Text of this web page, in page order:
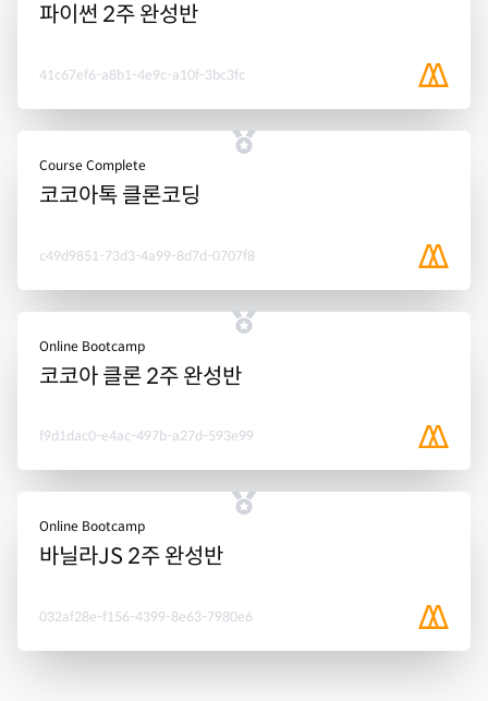
파이썬 2주 완성반
41c67ef6-a8b1-4e9c-a10f-3bc3fc
Course Complete
코코아톡 클론코딩
c49d9851-73d3-4a99-8d7d-0707f8
Online Bootcamp
코코아 클론 2주 완성반
f9d1dac0-e4ac-497b-a27d-593e99
Online Bootcamp
바닐라JS 2주 완성반
032af28e-f156-4399-8e63-7980e6